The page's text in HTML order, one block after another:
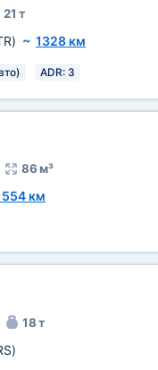
21 т
~ 1328 км
ADR: 3
86 м³
км
18 т